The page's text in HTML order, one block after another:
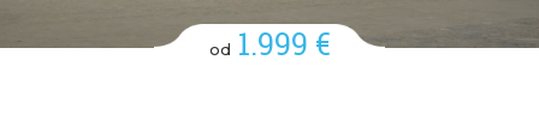
od 1.999 €